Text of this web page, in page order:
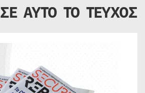
ΣΕ ΑΥΤΟ ΤΟ ΤΕΥΧΟΣ